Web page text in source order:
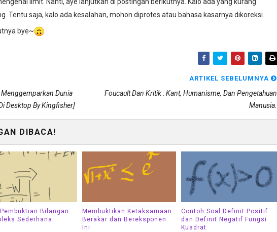
Tentu saja, kalo ada kesalahan, mohon diprotes atau bahasa kasarnya dikoreksi.
bye~
Dunia
Desktop By Kingfisher]
ARTIKEL SEBELUMNYA
Foucault Dan Kritik : Kant, Humanisme, Dan Pengetahuan
Manusia.
DIBACA!
Bilangan
Sederhana
Membuktikan Ketaksamaan
Berakar dan Bereksponen
Ini
Contoh Soal Definit Positif
dan Definit Negatif Fungsi
Kuadrat